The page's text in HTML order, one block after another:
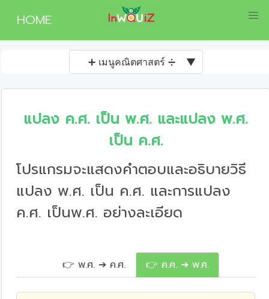
HOME
➕ เมนูคณิตศาสตร์ ➗ ▼
แปลง ค.ศ. เป็น พ.ศ. และแปลง พ.ศ.
เป็น ค.ศ.
โปรแกรมจะแสดงคำตอบและอธิบายวิธี
แปลง พ.ศ. เป็น ค.ศ. และการแปลง
ค.ศ. เป็นพ.ศ. อย่างละเอียด
👉 พ.ศ. ➔ ค.ศ. 👉 ค.ศ. ➔ พ.ศ.